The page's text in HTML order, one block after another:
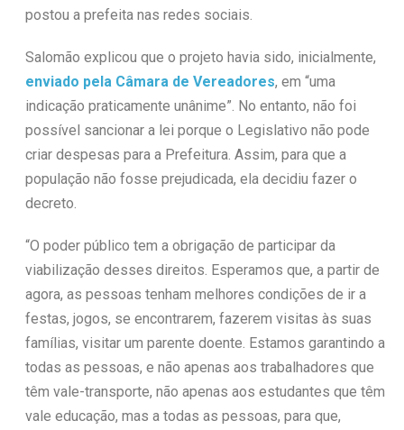
postou a prefeita nas redes sociais.
Salomão explicou que o projeto havia sido, inicialmente,
enviado pela Câmara de Vereadores, em “uma
indicação praticamente unânime”. No entanto, não foi
possível sancionar a lei porque o Legislativo não pode
criar despesas para a Prefeitura. Assim, para que a
população não fosse prejudicada, ela decidiu fazer o
decreto.
“O poder público tem a obrigação de participar da
viabilização desses direitos. Esperamos que, a partir de
agora, as pessoas tenham melhores condições de ir a
festas, jogos, se encontrarem, fazerem visitas às suas
famílias, visitar um parente doente. Estamos garantindo a
todas as pessoas, e não apenas aos trabalhadores que
têm vale-transporte, não apenas aos estudantes que têm
vale educação, mas a todas as pessoas, para que,